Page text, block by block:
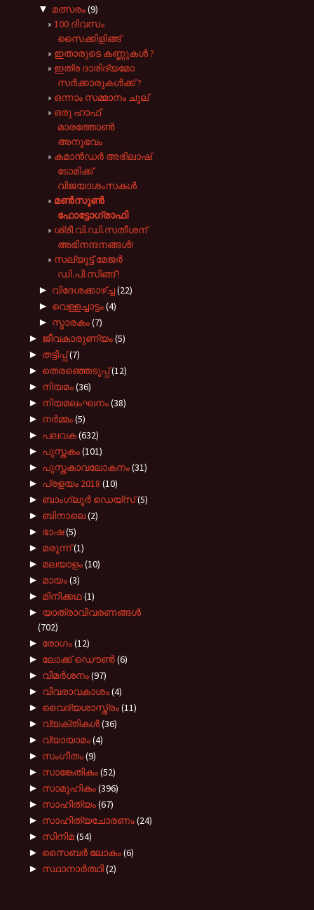
▼ മത്സരം(9)
100 ദിവസം
സൈക്കിളിങ്ങ്
ഇതാരുടെ കണ്ണുകള്‍ ?
ഇത്ര ദാരിദ്യമോ
സർക്കാരുകൾക്ക് ?
ഒന്നാം സമ്മാനം ചൂല്
ഒരു ഹാഫ്
മാരത്തോൺ
അനുഭവം
കമാൻഡർ അഭിലാഷ്
ടോമിക്ക്
വിജയാശംസകൾ
മണ്‍സൂണ്‍
ഫോട്ടോഗ്രാഫി
ശ്രീ.വി.ഡി.സതീശന്
അഭിനന്ദനങ്ങൾ!
സല്യൂട്ട് മേജർ
ഡി.പി.സിങ്ങ് !
► വിദേശക്കാഴ്ച്ച(22)
► വെള്ളച്ചാട്ടം(4)
► സ്മാരകം(7)
► ജീവകാരുണ്യം(5)
► തട്ടിപ്പ്(7)
► തെരഞ്ഞെടുപ്പ്(12)
► നിയമം(36)
► നിയമലംഘനം(38)
► നർമ്മം(5)
► പലവക(632)
► പുസ്തകം(101)
► പുസ്തകാവലോകനം(31)
► പ്രളയം 2018 (10)
► ബാംഗ്ലൂർ ഡെയ്സ്(5)
► ബിനാലെ(2)
► ഭാഷ(5)
► മരുന്ന്(1)
► മലയാളം(10)
► മായം(3)
► മിനിക്കഥ(1)
► യാത്രാവിവരണങ്ങൾ
(702)
► രോഗം(12)
► ലോക്ക് ഡൌൺ(6)
► വിമർശനം(97)
► വിവരാവകാശം(4)
► വൈദ്യശാസ്ത്രം(11)
► വ്യക്തികൾ(36)
► വ്യായാമം(4)
► സംഗീതം(9)
► സാങ്കേതികം(52)
► സാമൂഹികം(396)
► സാഹിത്യം(67)
► സാഹിത്യചോരണം(24)
► സിനിമ(54)
► സൈബർ ലോകം(6)
► സ്ഥാനാർത്ഥി(2)